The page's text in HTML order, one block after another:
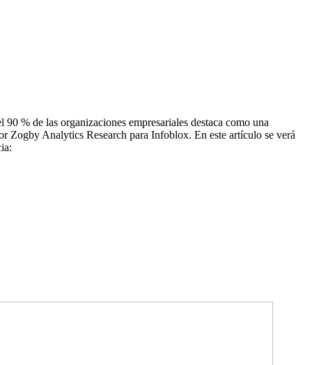
% de las organizaciones empresariales destaca como una
Zogby Analytics Research para Infoblox. En este artículo se verá